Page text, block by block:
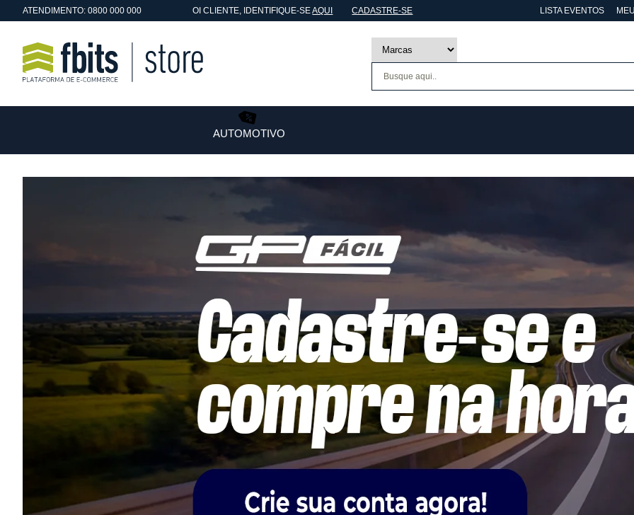
ATENDIMENTO: 0800 000 000 OICLIENTE, IDENTIFIQUE-SEAQUI CADASTRE-SE LISTA EVENTOS
AUTOMOTIVO